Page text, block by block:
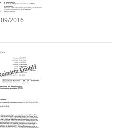
09/2016